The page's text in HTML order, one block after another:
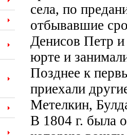
села, по
отбывавшие
Денисов Петр
юрте и
Позднее к
приехали
Метелкин,
В 1804 г. была